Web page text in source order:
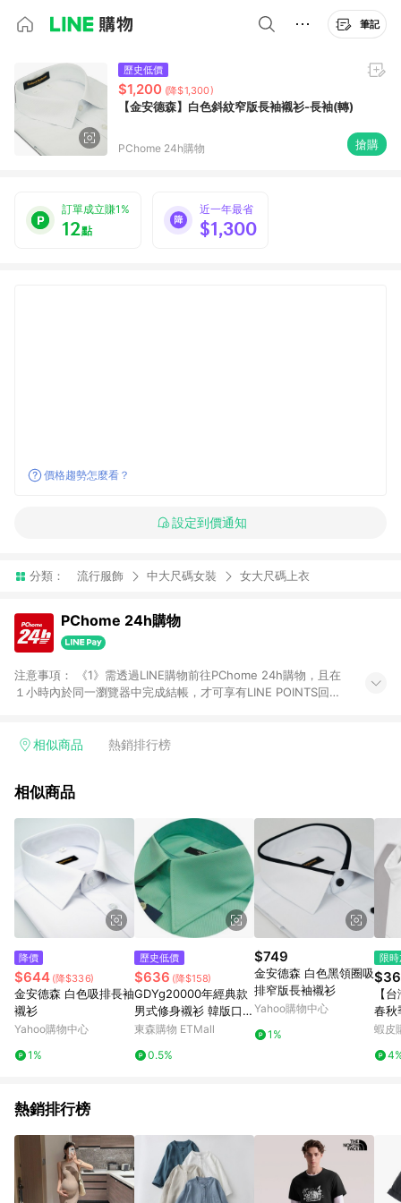
筆記
歷史低價
$1,200 (降$1,300)
【金安德森】白色斜紋窄版長袖襯衫-長袖(轉)
PChome 24h購物 搶購
訂單成立賺1%
12點
近一年最省
$1,300
價格趨勢怎麼看？
設定到價通知
分類： 流行服飾 中大尺碼女裝 女大尺碼上衣
PChome 24h購物
注意事項： 《1》需透過LINE購物前往PChome 24h購物，且在
１小時內於同一瀏覽器中完成結帳，才可享有LINE POINTS回饋
在點數回饋範圍內。 《3》如取消訂單、退貨、購物中登出
品、票券、訂閱方案、PChome儲值商品、企業專區/企業採購、
值點數、點數/禮物卡 [2025/2/16起適用] - 票券全品項
[2026/6/2起適用] 《5》回饋點數的計算將會排除【訂單活動折
扣 (含折價券折扣)】、【P幣扣抵】、【現金積點扣抵】及【訂單
運費】等金額。 《6》符合LINE POINTS回饋資格之訂單將於商
家訂單頁面標示「LINE回饋」，若無此標示則 不符合回饋LINE
POINTS點數資格亦不得使用點數紅包 。 《7》LINE購物設有
「單一商品最高回饋點數」機制 (特殊活動時開放「回饋無上
限」)，以同一訂單中同一商品不論件數計算，並依訂單成立時間
當下LINE購物所設定的回饋機制為準。 《8》LINE購物為購物資
訊整合性平台，商品資料更新會有時間差，如顯示之商品規格、
顏色、價位、贈品與PChome 24h購物銷售網頁不符，以銷售網
頁標示為準！
相似商品 熱銷排行榜
相似商品
降價
$644 (降$336)
金安德森 白色吸排長袖
襯衫
Yahoo購物中心
1%
歷史低價
$636 (降$158)
GDYg20000年經典款
男式修身襯衫 韓版口袋
藍色斜紋 長袖襯衣
東森購物 ETMall
0.5%
$749
金安德森 白色黑領圈吸
排窄版長袖襯衫
Yahoo購物中心
1%
限
【
春秋
動打
衣
蝦皮
熱銷排行榜